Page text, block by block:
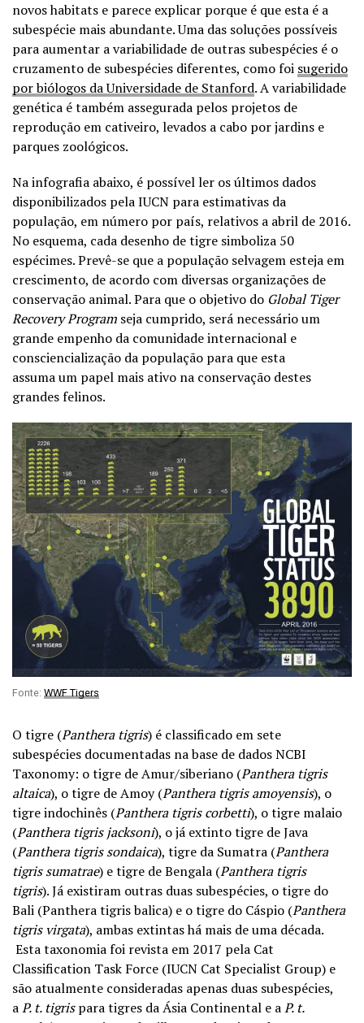
novos habitats e parece explicar porque é que esta é a
subespécie mais abundante. Uma das soluções possíveis
para aumentar a variabilidade de outras subespécies é o
cruzamento de subespécies diferentes, como foi sugerido
por biólogos da Universidade de Stanford. A variabilidade
genética é também assegurada pelos projetos de
reprodução em cativeiro, levados a cabo por jardins e
parques zoológicos.
Na infografia abaixo, é possível ler os últimos dados
disponibilizados pela IUCN para estimativas da
população, em número por país, relativos a abril de 2016.
No esquema, cada desenho de tigre simboliza 50
espécimes. Prevê-se que a população selvagem esteja em
crescimento, de acordo com diversas organizações de
conservação animal. Para que o objetivo do Global Tiger
Recovery Program seja cumprido, será necessário um
grande empenho da comunidade internacional e
consciencialização da população para que esta
assuma um papel mais ativo na conservação destes
grandes felinos.
Fonte: WWF Tigers
O tigre (Panthera tigris) é classificado em sete
subespécies documentadas na base de dados NCBI
Taxonomy: o tigre de Amur/siberiano (Panthera tigris
altaica), o tigre de Amoy (Panthera tigris amoyensis), o
tigre indochinês (Panthera tigris corbetti), o tigre malaio
(Panthera tigris jacksoni), o já extinto tigre de Java
(Panthera tigris sondaica), tigre da Sumatra (Panthera
tigris sumatrae) e tigre de Bengala (Panthera tigris
tigris). Já existiram outras duas subespécies, o tigre do
Bali (Panthera tigris balica) e o tigre do Cáspio (Panthera
tigris virgata), ambas extintas há mais de uma década.
Esta taxonomia foi revista em 2017 pela Cat
Classification Task Force (IUCN Cat Specialist Group) e
são atualmente consideradas apenas duas subespécies,
aP. t. tigrispara tigres da Ásia Continental e aP. t.